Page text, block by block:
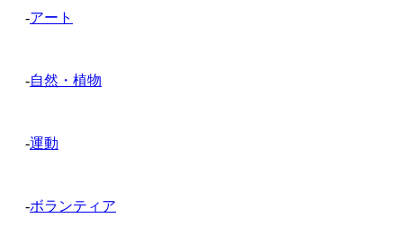
-アート
-自然・植物
-運動
-ボランティア